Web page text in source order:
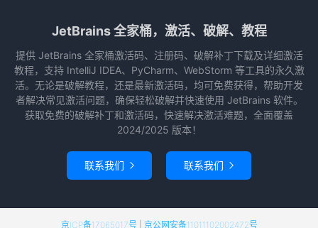
JetBrains 全家桶，激活、破解、教程
提供 JetBrains 全家桶激活码、注册码、破解补丁下载及详细激活
教程，支持 IntelliJ IDEA、PyCharm、WebStorm 等工具的永久激
活。无论是破解教程，还是最新激活码，均可免费获得，帮助开发
者解决常见激活问题，确保轻松破解并快速使用 JetBrains 软件。
获取免费的破解补丁和激活码，快速解决激活难题，全面覆盖
2024/2025 版本！
联系我们  联系我们 
京ICP备17065017号| 京公网安备11011102002472号